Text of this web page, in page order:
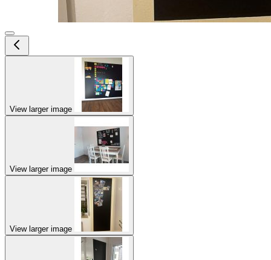
View larger image
View larger image
View larger image